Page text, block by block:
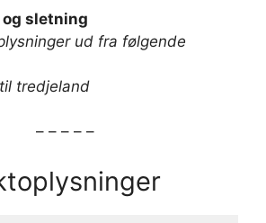
sletning
ud fra følgende
tredjeland
– – – – –